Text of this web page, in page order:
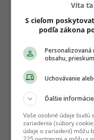
Víta
S cieľom
podľa zákona
Personalizovaná
obsahu,
Uchovávanie
Ďalšie informácie
Vaše osobné údaje budú
zariadenia (súbory
údaje o zariadení) môžu